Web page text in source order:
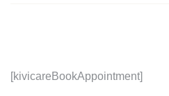
[kivicareBookAppointment]